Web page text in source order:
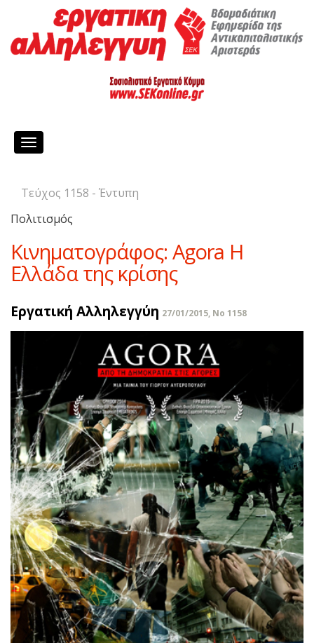
Toggle
Τεύχος 1158 - Έντυπη
Πολιτισμός
Κινηματογράφος: Agora H
Ελλάδα της κρίσης
Εργατική Αλληλεγγύη 27/01/2015, No 1158